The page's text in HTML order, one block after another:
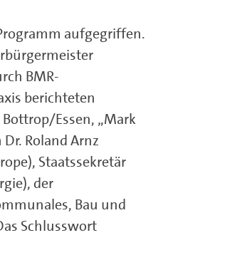
aufgegriffen.
BMR-
berichteten
Essen, „Mark
Roland Arnz
Staatssekretär
der
Bau und
Schlusswort